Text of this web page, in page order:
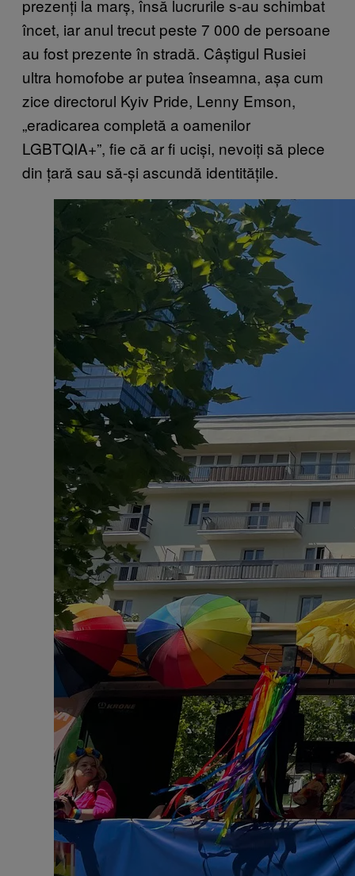
prezenți la marș, însă lucrurile s-au schimbat
încet, iar anul trecut peste 7 000 de persoane
au fost prezente în stradă. Câștigul Rusiei
ultra homofobe ar putea înseamna, așa cum
zice directorul Kyiv Pride, Lenny Emson,
„eradicarea completă a oamenilor
LGBTQIA+”, fie că ar fi uciși, nevoiți să plece
din țară sau să-și ascundă identitățile.